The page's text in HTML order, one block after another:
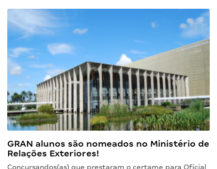
GRAN alunos são nomeados no Ministério de
Relações Exteriores!
Concursandos(as) que prestaram o certame para Oficial